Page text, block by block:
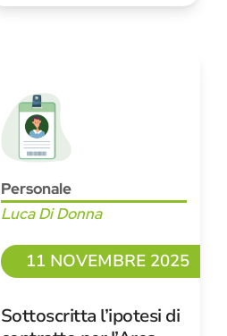
Personale
Luca Di Donna
11 NOVEMBRE 2025
Sottoscritta l’ipotesi di